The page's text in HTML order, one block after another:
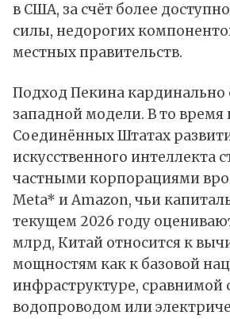
в США, за счёт более
силы, недорогих
местных правительств.
Подход Пекина кардинально
западной модели. В то время
Соединённых Штатах
искусственного интеллекта
частными корпорациями
Meta* и Amazon, чьи
текущем 2026 году
млрд, Китай относится к
мощностям как к базовой
инфраструктуре, сравнимой
водопроводом или